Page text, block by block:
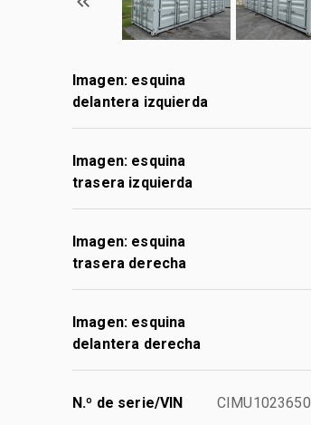
Imagen: esquina
delantera izquierda
Imagen: esquina
trasera izquierda
Imagen: esquina
trasera derecha
Imagen: esquina
delantera derecha
N.º de serie/VIN CIMU1023650